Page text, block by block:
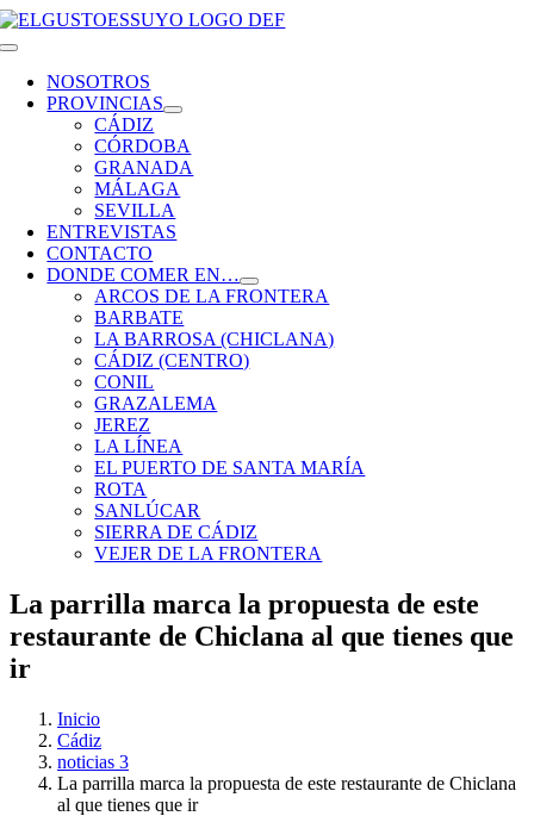
Saltar
al
Toggle
NavigationNOSOTROS
PROVINCIAS
CÁDIZ
CÓRDOBA
GRANADA
MÁLAGA
SEVILLA
ENTREVISTAS
CONTACTO
DONDE COMER EN…
ARCOS DE LA FRONTERA
BARBATE
LA BARROSA (CHICLANA)
CÁDIZ (CENTRO)
CONIL
GRAZALEMA
JEREZ
LA LÍNEA
EL PUERTO DE SANTA MARÍA
ROTA
SANLÚCAR
SIERRA DE CÁDIZ
VEJER DE LA FRONTERA
La parrilla marca la propuesta de este
restaurante de Chiclana al que tienes que
ir
Inicio
Cádiz
noticias 3
La parrilla marca la propuesta de este restaurante de Chiclana
al que tienes que ir